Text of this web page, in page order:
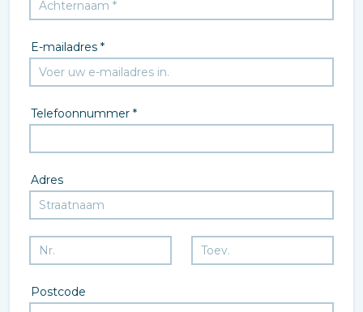
E-mailadres *
Telefoonnummer *
Adres
Postcode